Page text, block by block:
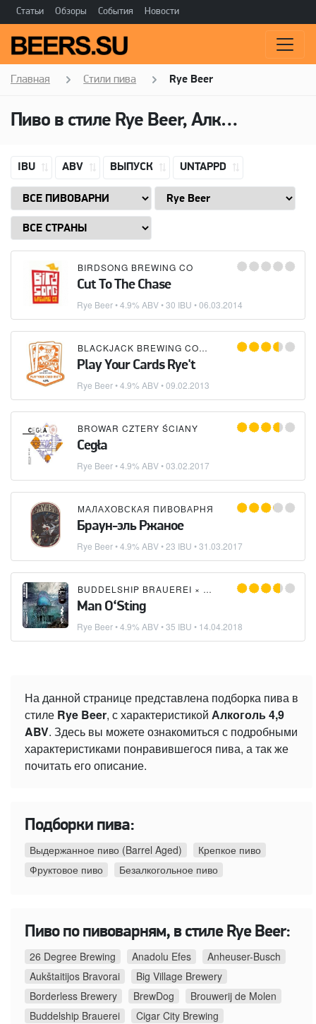
Статьи Обзоры События Новости
Главная Стили пива Rye Beer
Пиво в стиле Rye Beer, Алкоголь: 4,9 ABV
IBU ABV ВЫПУСК UNTAPPD
BIRDSONG BREWING CO
Cut To The Chase
Rye Beer• 4.9% ABV • 30 IBU •06.03.2014
BLACKJACK BREWING COMPANY
Play Your Cards Rye't
Rye Beer• 4.9% ABV •09.02.2013
BROWAR CZTERY ŚCIANY
Cegła
Rye Beer• 4.9% ABV •03.02.2017
МАЛАХОВСКАЯ ПИВОВАРНЯ
Браун-эль Ржаное
Rye Beer• 4.9% ABV • 23 IBU •31.03.2017
BUDDELSHIP BRAUEREI × TO ØL
Man O‘Sting
Rye Beer• 4.9% ABV • 35 IBU • 14.04.2018
На данной странице представлена подборка пива в
стиле Rye Beer, с характеристикой Алкоголь 4,9
ABV. Здесь вы можете ознакомиться с подробными
характеристиками понравившегося пива, а так же
почитать его описание.
Подборки пива:
Выдержанное пиво (Barrel Aged)
Крепкое пиво
Фруктовое пиво
Безалкогольное пиво
Пиво по пивоварням, в стиле Rye Beer:
26 Degree Brewing Anadolu Efes
Anheuser-Busch
Aukštaitijos Bravorai
Big Village Brewery
Borderless Brewery
BrewDog
Brouwerij de Molen
Buddelship Brauerei
Cigar City Brewing